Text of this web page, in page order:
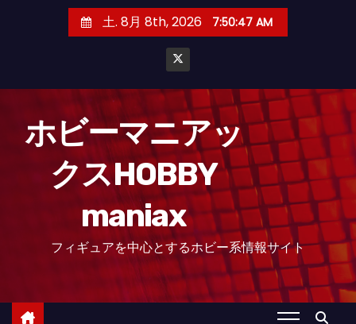
土. 8月 8th, 2026 7:50:48 AM
ホビーマニアッ
クスHOBBY
maniax
フィギュアを中心とするホビー系情報サイト